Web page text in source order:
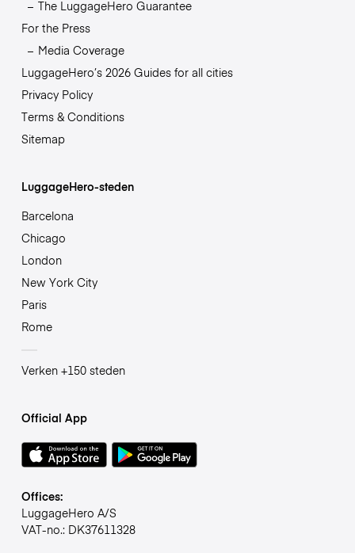
The LuggageHero Guarantee
For the Press
Media Coverage
LuggageHero’s 2026 Guides for all cities
Privacy Policy
Terms & Conditions
Sitemap
LuggageHero-steden
Barcelona
Chicago
London
New York City
Paris
Rome
Verken +150 steden
Official App
Offices:
LuggageHero A/S
VAT-no.: DK37611328